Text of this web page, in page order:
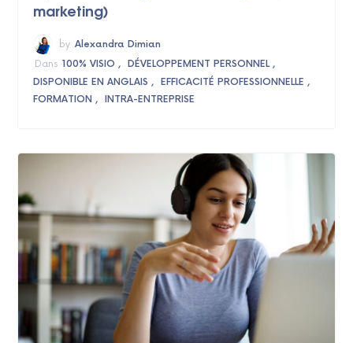
marketing)
by Alexandra Dimian
Dans 100% VISIO
DÉVELOPPEMENT PERSONNEL
DISPONIBLE EN ANGLAIS
EFFICACITÉ PROFESSIONNELLE
FORMATION
INTRA-ENTREPRISE